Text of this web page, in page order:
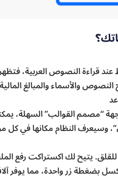
عند قراءة النصوص
والأسماء والمبالغ
“مصمم القوالب” السهلة،
وسيعرف النظام مكانها في
يتيح لك اكستراكت رفع
بضغطة زر واحدة، مما يوفر